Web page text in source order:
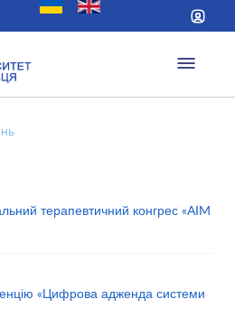
терапевтичний конгрес «AIM
«Цифрова адженда системи